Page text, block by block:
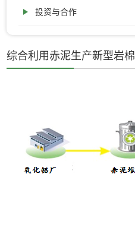
投资与合作
综合利用赤泥生产新型岩棉